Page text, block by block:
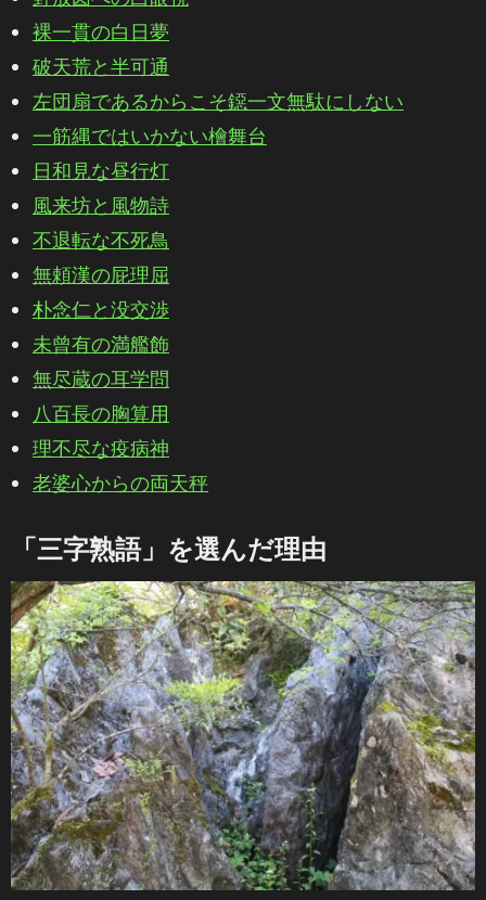
裸一貫の白日夢
破天荒と半可通
左団扇であるからこそ鐚一文無駄にしない
一筋縄ではいかない檜舞台
日和見な昼行灯
風来坊と風物詩
不退転な不死鳥
無頼漢の屁理屈
朴念仁と没交渉
未曾有の満艦飾
無尽蔵の耳学問
八百長の胸算用
理不尽な疫病神
老婆心からの両天秤
「三字熟語」を選んだ理由